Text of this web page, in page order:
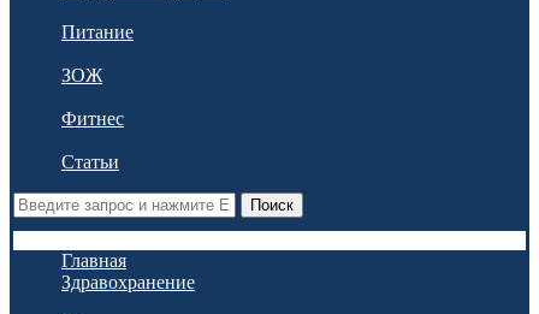
Питание
ЗОЖ
Фитнес
Статьи
Поиск
Главная
Здравохранение